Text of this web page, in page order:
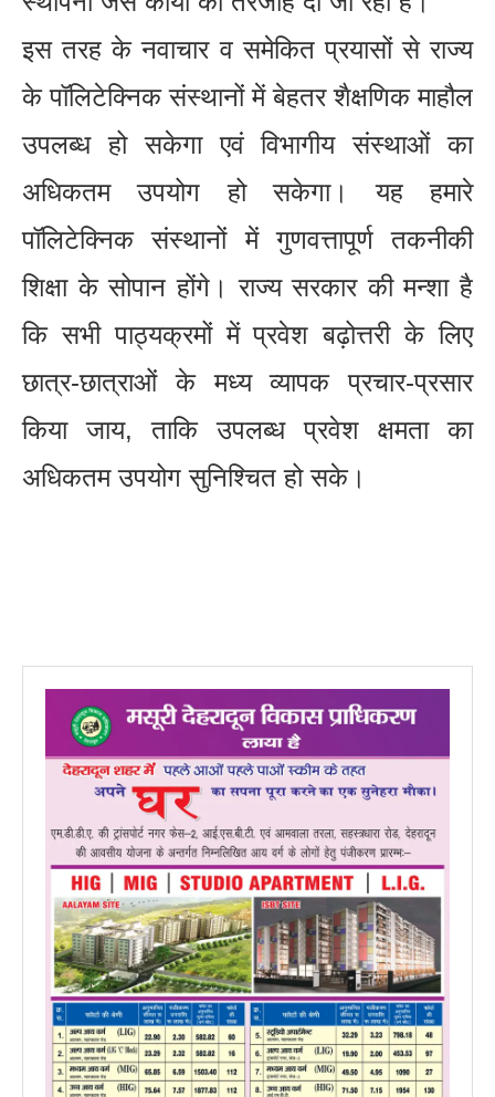
इस तरह के नवाचार व समेकित प्रयासों से राज्य
के पॉलिटेक्निक संस्थानों में बेहतर शैक्षणिक माहौल
उपलब्ध हो सकेगा एवं विभागीय संस्थाओं का
अधिकतम उपयोग हो सकेगा। यह हमारे
पॉलिटेक्निक संस्थानों में गुणवत्तापूर्ण तकनीकी
शिक्षा के सोपान होंगे। राज्य सरकार की मन्शा है
कि सभी पाठ्यक्रमों में प्रवेश बढ़ोत्तरी के लिए
छात्र-छात्राओं के मध्य व्यापक प्रचार-प्रसार
किया जाय, ताकि उपलब्ध प्रवेश क्षमता का
अधिकतम उपयोग सुनिश्चित हो सके।